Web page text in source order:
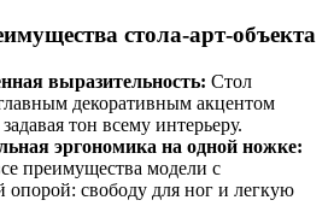
стола-арт-объекта
выразительность: Стол
декоративным акцентом
тон всему интерьеру.
эргономика на одной ножке:
преимущества модели с
опорой: свободу для ног и легкую